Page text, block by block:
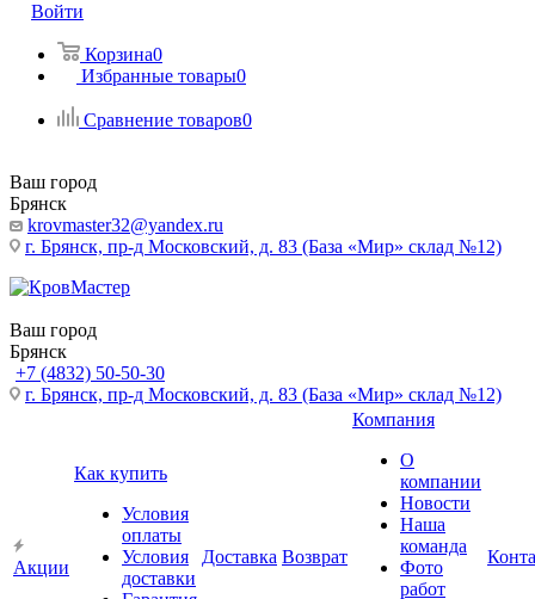
Войти
Корзина0
Избранные товары0
Сравнение товаров0
Ваш город
Брянск
krovmaster32@yandex.ru
г. Брянск, пр-д Московский, д. 83 (База «Мир» склад №12)
Ваш город
Брянск
+7 (4832) 50-50-30
г. Брянск, пр-д Московский, д. 83 (База «Мир» склад №12)
Акции
Как купить
Условия
оплаты
Условия
доставки
Доставка Возврат
Компания
О
компании
Новости
Наша
команда
Фото
работ